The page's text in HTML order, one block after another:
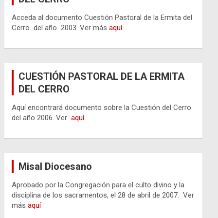
Acceda al documento Cuestión Pastoral de la Ermita del
Cerro del año 2003. Ver másaquí
CUESTIÓN PASTORAL DE LA ERMITA
DEL CERRO
Aquí encontrará documento sobre la Cuestión del Cerro
del año 2006. Veraquí
Misal Diocesano
Aprobado por la Congregación para el culto divino y la
disciplina de los sacramentos, el 28 de abril de 2007. Ver
másaquí